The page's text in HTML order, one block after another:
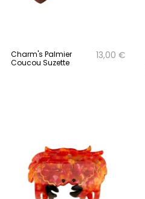
Charm's Palmier
Coucou Suzette
13,00 €